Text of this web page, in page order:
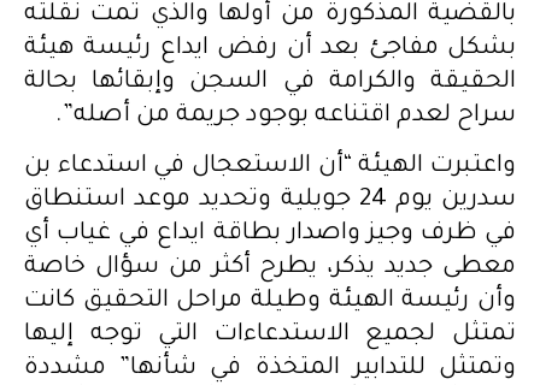
بالقضية المذكورة من أولها والذي تمت نقلته
بشكل مفاجئ بعد أن رفض ايداع رئيسة هيئة
الحقيقة والكرامة في السجن وإبقائها بحالة
سراح لعدم اقتناعه بوجود جريمة من أصله”.
واعتبرت الهيئة “أن الاستعجال في استدعاء بن
سدرين يوم 24 جويلية وتحديد موعد استنطاق
في ظرف وجيز واصدار بطاقة ايداع في غياب أي
معطى جديد يذكر، يطرح أكثر من سؤال خاصة
وأن رئيسة الهيئة وطيلة مراحل التحقيق كانت
تمتثل لجميع الاستدعاءات التي توجه إليها
وتمتثل للتدابير المتخذة في شأنها” مشددة